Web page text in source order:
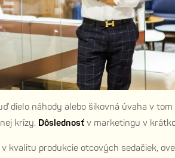
dielo náhody alebo šikovná úvaha v
krízy. Dôslednosť v marketingu v
kvalitu produkcie otcových sedačiek,